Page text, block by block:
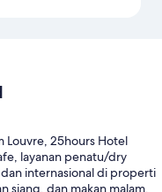
Louvre, 25hours Hotel
layanan penatu/dry
internasional di properti
siang, dan makan malam.